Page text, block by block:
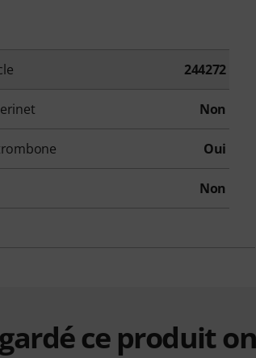
244272
Non
Oui
Non
ce produit